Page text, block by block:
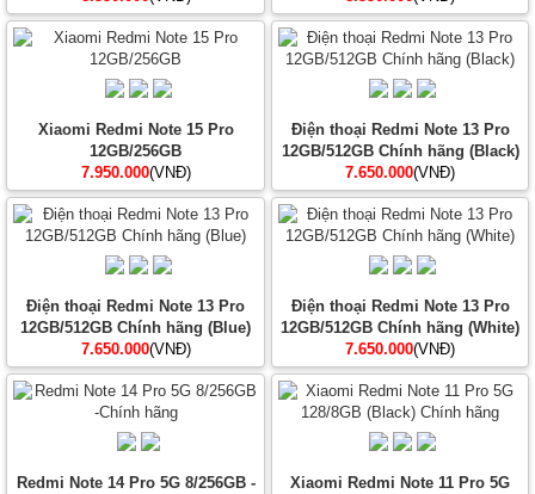
Xiaomi Redmi Note 15 Pro
12GB/256GB
7.950.000(VNĐ)
Điện thoại Redmi Note 13 Pro
12GB/512GB Chính hãng (Black)
7.650.000(VNĐ)
Điện thoại Redmi Note 13 Pro
12GB/512GB Chính hãng (Blue)
7.650.000(VNĐ)
Điện thoại Redmi Note 13 Pro
12GB/512GB Chính hãng (White)
7.650.000(VNĐ)
Redmi Note 14 Pro 5G 8/256GB -
Xiaomi Redmi Note 11 Pro 5G